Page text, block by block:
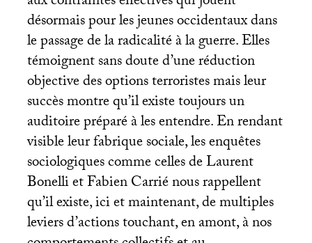
désormais pour les jeunes occidentaux dans
le passage de la radicalité à la guerre. Elles
témoignent sans doute d’une réduction
objective des options terroristes mais leur
succès montre qu’il existe toujours un
auditoire préparé à les entendre. En rendant
visible leur fabrique sociale, les enquêtes
sociologiques comme celles de Laurent
Bonelli et Fabien Carrié nous rappellent
qu’il existe, ici et maintenant, de multiples
leviers d’actions touchant, en amont, à nos